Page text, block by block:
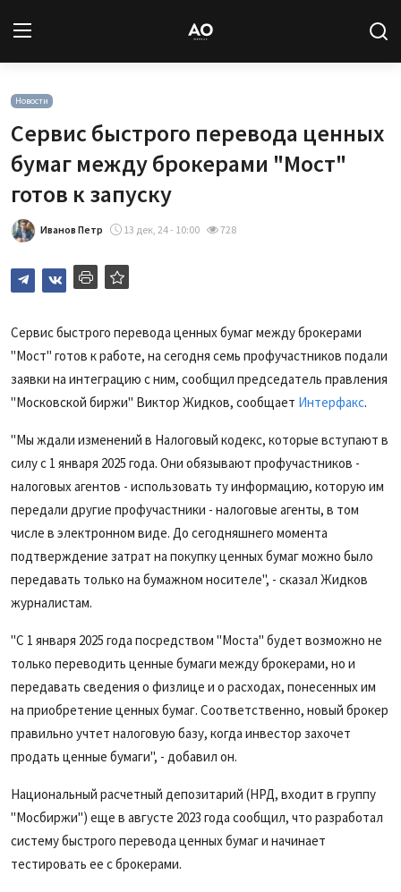
Новости
Статьи
Авторы
Архив
База знаний
Новости
Сервис быстрого перевода ценных
бумаг между брокерами "Мост"
готов к запуску
Иванов Петр 13 дек, 24 - 10:00 728
Сервис быстрого перевода ценных бумаг между брокерами
"Мост" готов к работе, на сегодня семь профучастников подали
заявки на интеграцию с ним, сообщил председатель правления
"Московской биржи" Виктор Жидков, сообщает Интерфакс.
"Мы ждали изменений в Налоговый кодекс, которые вступают в
силу с 1 января 2025 года. Они обязывают профучастников -
налоговых агентов - использовать ту информацию, которую им
передали другие профучастники - налоговые агенты, в том
числе в электронном виде. До сегодняшнего момента
подтверждение затрат на покупку ценных бумаг можно было
передавать только на бумажном носителе", - сказал Жидков
журналистам.
"С 1 января 2025 года посредством "Моста" будет возможно не
только переводить ценные бумаги между брокерами, но и
передавать сведения о физлице и о расходах, понесенных им
на приобретение ценных бумаг. Соответственно, новый брокер
правильно учтет налоговую базу, когда инвестор захочет
продать ценные бумаги", - добавил он.
Национальный расчетный депозитарий (НРД, входит в группу
"Мосбиржи") еще в августе 2023 года сообщил, что разработал
систему быстрого перевода ценных бумаг и начинает
тестировать ее с брокерами.